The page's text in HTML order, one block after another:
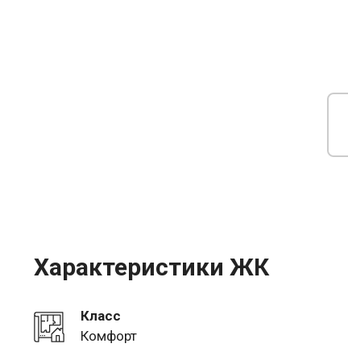
Характеристики ЖК
Класс
Комфорт